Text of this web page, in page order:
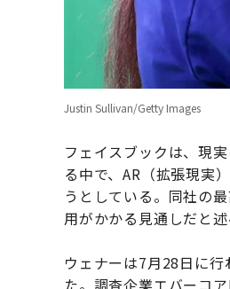
Justin Sullivan/Getty Images
フェイスブックは、現
る中で、AR（拡張現実
うとしている。同社の
用がかかる見通しだと述
ウェナーは7月28日に